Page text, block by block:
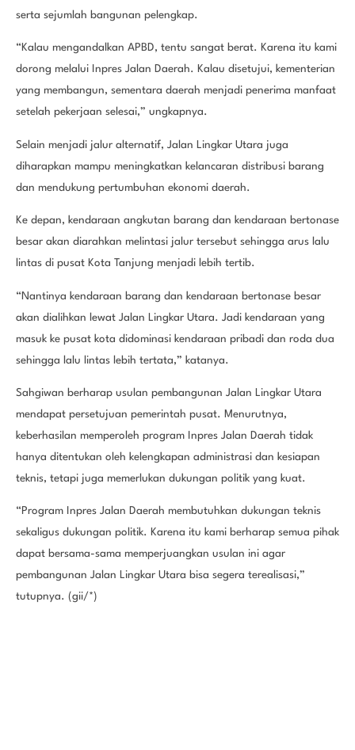
serta sejumlah bangunan pelengkap.
“Kalau mengandalkan APBD, tentu sangat berat. Karena itu kami
dorong melalui Inpres Jalan Daerah. Kalau disetujui, kementerian
yang membangun, sementara daerah menjadi penerima manfaat
setelah pekerjaan selesai,” ungkapnya.
Selain menjadi jalur alternatif, Jalan Lingkar Utara juga
diharapkan mampu meningkatkan kelancaran distribusi barang
dan mendukung pertumbuhan ekonomi daerah.
Ke depan, kendaraan angkutan barang dan kendaraan bertonase
besar akan diarahkan melintasi jalur tersebut sehingga arus lalu
lintas di pusat Kota Tanjung menjadi lebih tertib.
“Nantinya kendaraan barang dan kendaraan bertonase besar
akan dialihkan lewat Jalan Lingkar Utara. Jadi kendaraan yang
masuk ke pusat kota didominasi kendaraan pribadi dan roda dua
sehingga lalu lintas lebih tertata,” katanya.
Sahgiwan berharap usulan pembangunan Jalan Lingkar Utara
mendapat persetujuan pemerintah pusat. Menurutnya,
keberhasilan memperoleh program Inpres Jalan Daerah tidak
hanya ditentukan oleh kelengkapan administrasi dan kesiapan
teknis, tetapi juga memerlukan dukungan politik yang kuat.
“Program Inpres Jalan Daerah membutuhkan dukungan teknis
sekaligus dukungan politik. Karena itu kami berharap semua pihak
dapat bersama-sama memperjuangkan usulan ini agar
pembangunan Jalan Lingkar Utara bisa segera terealisasi,”
tutupnya. (gii/*)